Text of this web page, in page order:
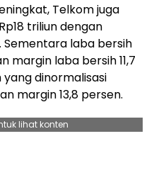
Telkom juga
triliun dengan
Sementara laba bersih
margin laba bersih 11,7
dinormalisasi
margin 13,8 persen.
lihat konten